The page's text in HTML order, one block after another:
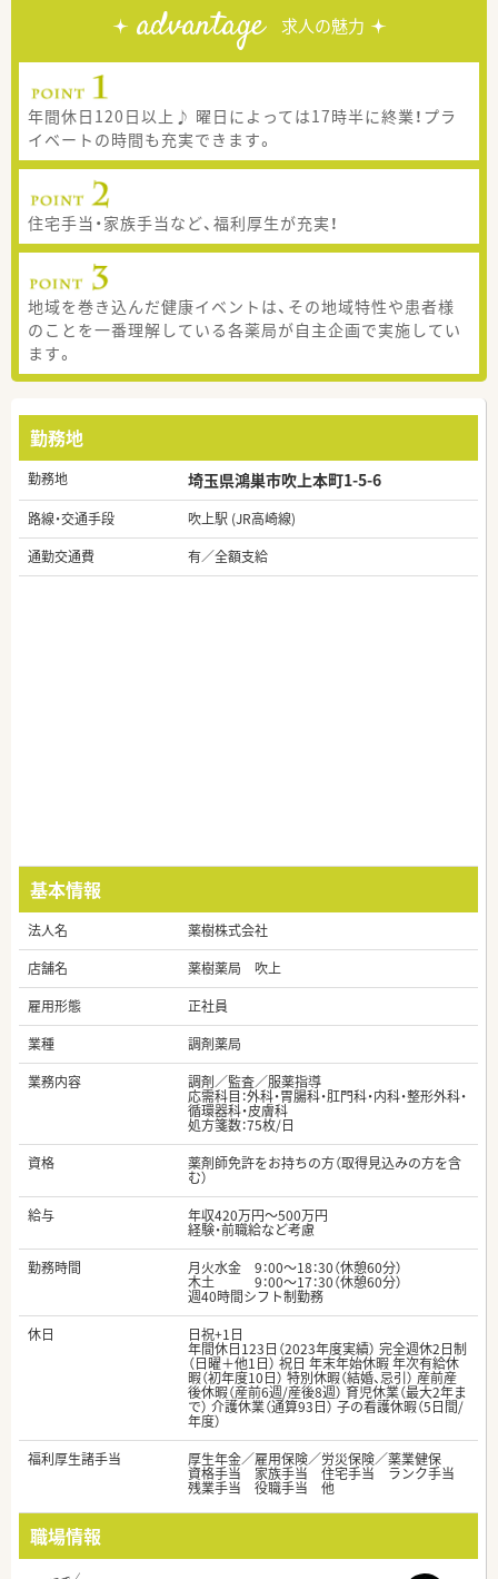
advantage 求人の魅力
年間休日120日以上♪ 曜日によっては17時半に終業！プラ
イベートの時間も充実できます。
住宅手当・家族手当など、福利厚生が充実！
地域を巻き込んだ健康イベントは、その地域特性や患者様
のことを一番理解している各薬局が自主企画で実施してい
ます。
勤務地
勤務地 埼玉県鴻巣市吹上本町1-5-6
路線・交通手段
吹上駅 (JR高崎線)
通勤交通費
有／全額支給
基本情報
法人名
薬樹株式会社
店舗名
薬樹薬局 吹上
雇用形態
正社員
業種
調剤薬局
業務内容
調剤／監査／服薬指導
応需科目：外科・胃腸科・肛門科・内科・整形外科・
循環器科・皮膚科
処方箋数：75枚/日
資格
薬剤師免許をお持ちの方（取得見込みの方を含
む）
給与
年収420万円～500万円
経験・前職給など考慮
勤務時間
月火水金 9：00～18：30（休憩60分）
木土 9：00～17：30（休憩60分）
週40時間シフト制勤務
休日
日祝+1日
年間休日123日（2023年度実績） 完全週休2日制
（日曜＋他1日） 祝日 年末年始休暇 年次有給休
暇（初年度10日） 特別休暇（結婚、忌引） 産前産
後休暇（産前6週/産後8週） 育児休業（最大2年ま
で） 介護休業（通算93日） 子の看護休暇（5日間/
年度）
福利厚生諸手当
厚生年金／雇用保険／労災保険／薬業健保
資格手当 家族手当 住宅手当 ランク手当
残業手当 役職手当 他
職場情報